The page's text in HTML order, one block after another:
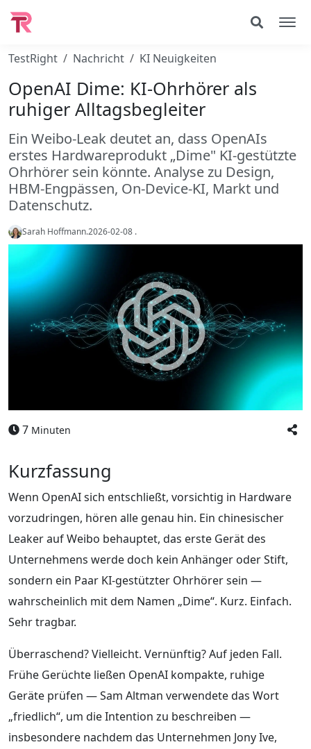
TestRight Nachricht KI Neuigkeiten
OpenAI Dime: KI-Ohrhörer als
ruhiger Alltagsbegleiter
Ein Weibo-Leak deutet an, dass OpenAIs
erstes Hardwareprodukt „Dime" KI-gestützte
Ohrhörer sein könnte. Analyse zu Design,
HBM-Engpässen, On-Device-KI, Markt und
Datenschutz.
Sarah Hoffmann.2026-02-08 .
7 Minuten
Kurzfassung
Wenn OpenAI sich entschließt, vorsichtig in Hardware
vorzudringen, hören alle genau hin. Ein chinesischer
Leaker auf Weibo behauptet, das erste Gerät des
Unternehmens werde doch kein Anhänger oder Stift,
sondern ein Paar KI-gestützter Ohrhörer sein —
wahrscheinlich mit dem Namen „Dime“. Kurz. Einfach.
Sehr tragbar.
Überraschend? Vielleicht. Vernünftig? Auf jeden Fall.
Frühe Gerüchte ließen OpenAI kompak­te, ruhige
Geräte prüfen — Sam Altman verwendete das Wort
„friedlich“, um die Intention zu beschreiben —
insbesondere nachdem das Unternehmen Jony Ive,